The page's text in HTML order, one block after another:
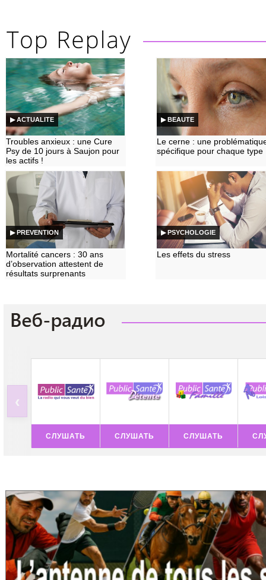
▶ ACTUALITE
Troubles anxieux : une Cure
Psy de 10 jours à Saujon pour
les actifs !
▶ BEAUTE
Le cerne : une
spécifique pour chaque type
▶ PREVENTION
Mortalité cancers : 30 ans
d’observation attestent de
résultats surprenants
▶ PSYCHOLOGIE
Les effets du stress
‹
СЛУШАТЬ СЛУШАТЬ СЛУШАТЬ